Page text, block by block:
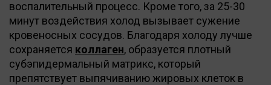
воспалительный процесс. Кроме того, за 25-30
минут воздействия холод вызывает сужение
кровеносных сосудов. Благодаря холоду лучше
сохраняется коллаген, образуется плотный
субэпидермальный матрикс, который
препятствует выпячиванию жировых клеток в